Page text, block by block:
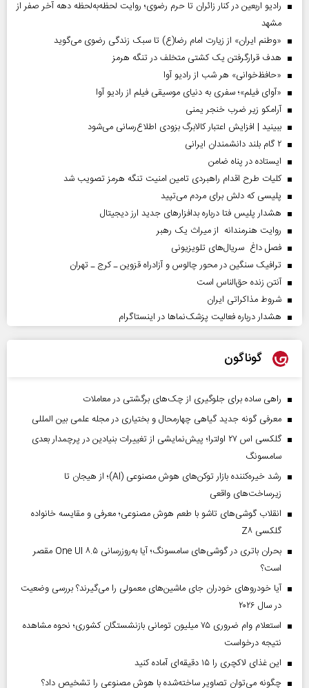
رادیو اربعین در کنار زائران تا حرم رضوی؛ روایت لحظه‌به‌لحظه دهه آخر صفر از
مشهد
«وطنم ایران» از زیارت امام رضا(ع) تا سبک زندگی رضوی می‌گوید
هدف قرارگرفتن یک کشتی متخلف در تنگه هرمز
«حافظ‌خوانی» هر شب از رادیو آوا
«آوای فیلم»؛ سفری به دنیای موسیقی فیلم از رادیو آوا
آرامکو زیر ضرب خنجر یمنی
ببینید | افزایش اعتبار کالابرگ بزودی اطلاع‌رسانی می‌شود
۲ گام بلند دانشمندان ایرانی
ایستاده در پناه ضامن
کلیات طرح اقدام راهبردی تامین امنیت تنگه هرمز تصویب شد
پلیسی که دلش برای مردم می‌تپید
هشدار پلیس فتا درباره بدافزار‌های جدید ارز دیجیتال
روایت هنرمندانه از میراث یک رهبر
فصل داغ سریال‌های تلویزیونی
ترافیک سنگین در محور چالوس و آزادراه قزوین ـ کرج ـ تهران
آنتن زنده حق‌الناس است
شروط مذاکراتی ایران
هشدار درباره فعالیت پزشک‌نما‌ها در اینستاگرام
گوناگون
راهی ساده برای جلوگیری از چک‌های برگشتی در معاملات
معرفی گونه جدید گیاهی چهارمحال و بختیاری در مجله علمی بین المللی
گلکسی اس ۲۷ اولترا؛ پیش‌نمایشی از تغییرات بنیادین در پرچمدار بعدی
سامسونگ
رشد خیره‌کننده بازار توکن‌های هوش مصنوعی (AI)؛ از هیجان تا
زیرساخت‌های واقعی
انقلاب گوشی‌های تاشو‌ با طعم هوش مصنوعی؛ معرفی و مقایسه خانواده
گلکسی Z۸
بحران باتری در گوشی‌های سامسونگ؛ آیا به‌روزرسانی One UI ۸.۵ مقصر
است؟
آیا خودروهای خودران جای ماشین‌های معمولی را می‌گیرند؟ بررسی وضعیت
در سال ۲۰۲۶
استعلام وام ضروری ۷۵ میلیون تومانی بازنشستگان کشوری؛ نحوه مشاهده
نتیجه درخواست
این غذای لاکچری را ۱۵ دقیقه‌ای آماده کنید
چگونه می‌توان تصاویر ساخته‌شده با هوش مصنوعی را تشخیص داد؟